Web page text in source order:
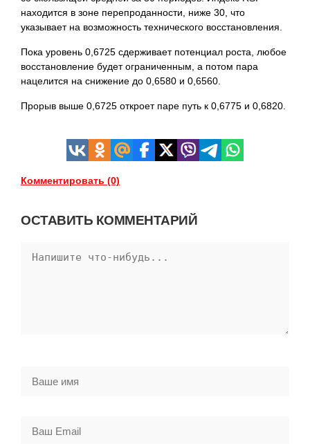
находится в зоне перепроданности, ниже 30, что
указывает на возможность технического восстановления.
Пока уровень 0,6725 сдерживает потенциал роста, любое
восстановление будет ограниченным, а потом пара
нацелится на снижение до 0,6580 и 0,6560.
Прорыв выше 0,6725 откроет паре путь к 0,6775 и 0,6820.
Комментировать (0)
ОСТАВИТЬ КОММЕНТАРИЙ